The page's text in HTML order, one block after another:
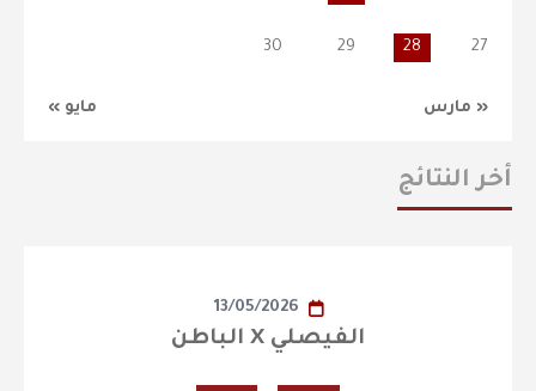
« مارس مايو »
27
28
29
30
أخر النتائج
13/05/2026
الفيصلي X الباطن